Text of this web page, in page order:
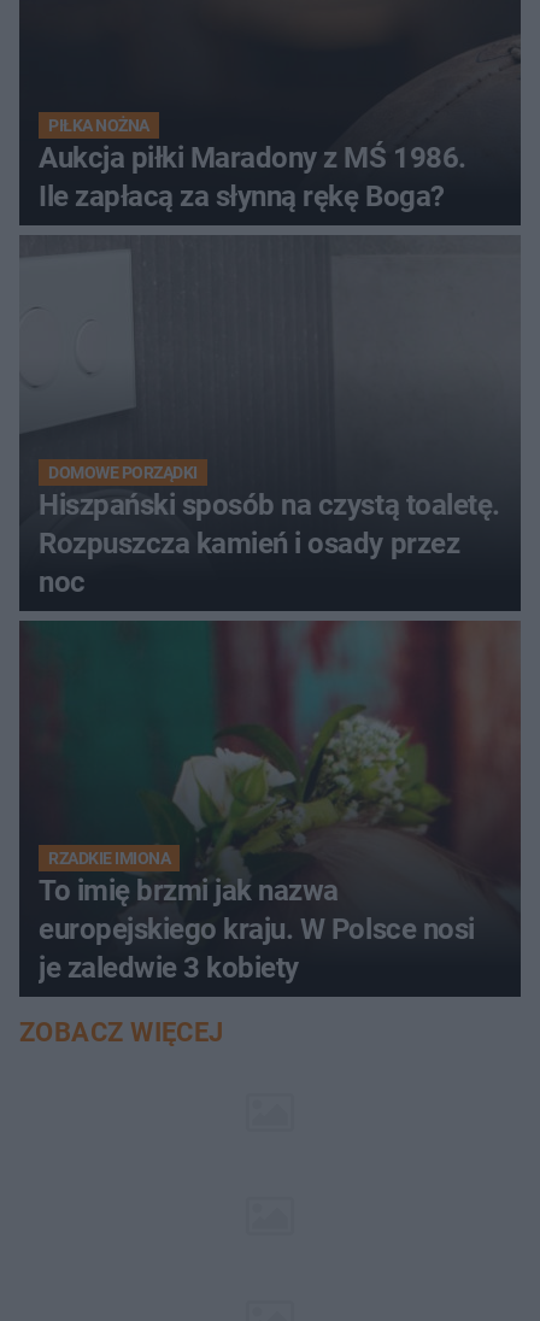
PIŁKA NOŻNA
Aukcja piłki Maradony z MŚ 1986.
Ile zapłacą za słynną rękę Boga?
DOMOWE PORZĄDKI
Hiszpański sposób na czystą toaletę.
Rozpuszcza kamień i osady przez
noc
RZADKIE IMIONA
To imię brzmi jak nazwa
europejskiego kraju. W Polsce nosi
je zaledwie 3 kobiety
ZOBACZ WIĘCEJ